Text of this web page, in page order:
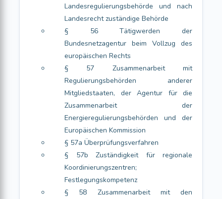
Landesregulierungsbehörde und nach
Landesrecht zuständige Behörde
§ 56 Tätigwerden der
Bundesnetzagentur beim Vollzug des
europäischen Rechts
§ 57 Zusammenarbeit mit
Regulierungsbehörden anderer
Mitgliedstaaten, der Agentur für die
Zusammenarbeit der
Energieregulierungsbehörden und der
Europäischen Kommission
§ 57a Überprüfungsverfahren
§ 57b Zuständigkeit für regionale
Koordinierungszentren;
Festlegungskompetenz
§ 58 Zusammenarbeit mit den